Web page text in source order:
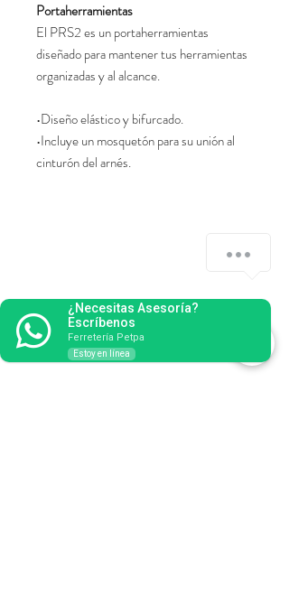
Portaherramientas
El PRS2 es un portaherramientas
diseñado para mantener tus herramientas
organizadas y al alcance.
•Diseño elástico y bifurcado.
•Incluye un mosquetón para su unión al
cinturón del arnés.
¿Necesitas Asesoría?
Escríbenos
Ferretería Petpa
Estoy en línea